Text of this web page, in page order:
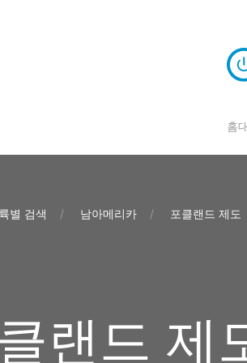
홈
별 검색 남아메리카 포클랜드 제도
랜드 제